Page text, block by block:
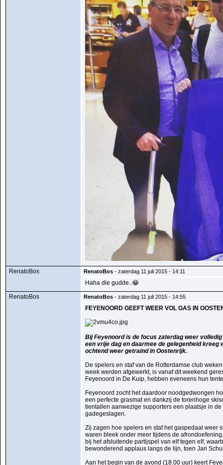
RenatoBos RenatoBos - zaterdag 11 juli 2015 - 14:11
Haha die gudde..😂
RenatoBos
RenatoBos - zaterdag 11 juli 2015 - 14:55
FEYENOORD GEEFT WEER VOL GAS IN
Bij Feyenoord is de focus zaterdag weer
een vrije dag en daarmee de gelegenheid
ochtend weer getraind in Oostenrijk.
De spelers en staf van de Rotterdamse club
week werden afgewerkt, is vanaf dit weekend
Feyenoord in De Kuip, hebben eveneens hun
Feyenoord zocht het daardoor noodgedwongen
een perfecte grasmat en dankzij de torenhoge
tientallen aanwezige supporters een plaatsje in
gadegeslagen.
Zij zagen hoe spelers en staf het gaspedaal weer
waren bleek onder meer tijdens de
bij het afsluitende partijspel van elf tegen elf,
bewonderend applaus langs de lijn, toen Jari
Aan het begin van de avond (18.00 uur) keert